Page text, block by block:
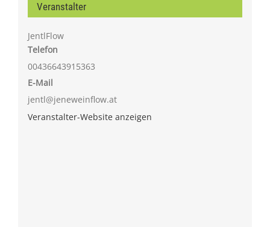
Veranstalter
JentlFlow
Telefon
00436643915363
E-Mail
jentl@jeneweinflow.at
Veranstalter-Website anzeigen